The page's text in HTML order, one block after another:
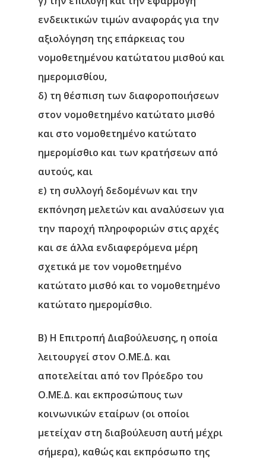
ενδεικτικών τιμών αναφοράς για την
αξιολόγηση της επάρκειας του
νομοθετημένου κατώτατου μισθού και
ημερομισθίου,
δ) τη θέσπιση των διαφοροποιήσεων
στον νομοθετημένο κατώτατο μισθό
και στο νομοθετημένο κατώτατο
ημερομίσθιο και των κρατήσεων από
αυτούς, και
ε) τη συλλογή δεδομένων και την
εκπόνηση μελετών και αναλύσεων για
την παροχή πληροφοριών στις αρχές
και σε άλλα ενδιαφερόμενα μέρη
σχετικά με τον νομοθετημένο
κατώτατο μισθό και το νομοθετημένο
κατώτατο ημερομίσθιο.
Β) Η Επιτροπή Διαβούλευσης, η οποία
λειτουργεί στον Ο.ΜΕ.Δ. και
αποτελείται από τον Πρόεδρο του
Ο.ΜΕ.Δ. και εκπροσώπους των
κοινωνικών εταίρων (οι οποίοι
μετείχαν στη διαβούλευση αυτή μέχρι
σήμερα), καθώς και εκπρόσωπο της